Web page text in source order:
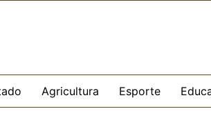
Agricultura Esporte